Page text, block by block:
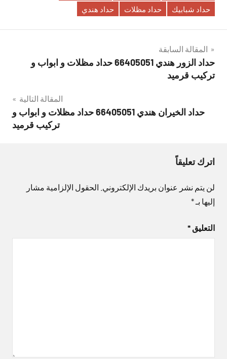
حداد شبابيك
حداد مظلات حداد هندي
تصفّح
المقالات
المقالة السابقة
حداد الزور هندي 66405051 حداد مظلات و ابواب و
تركيب قرميد
المقالة التالية
حداد الخيران هندي 66405051 حداد مظلات و ابواب و
تركيب قرميد
اترك تعليقاً
لن يتم نشر عنوان بريدك الإلكتروني. الحقول الإلزامية مشار
إليها بـ*
التعليق *